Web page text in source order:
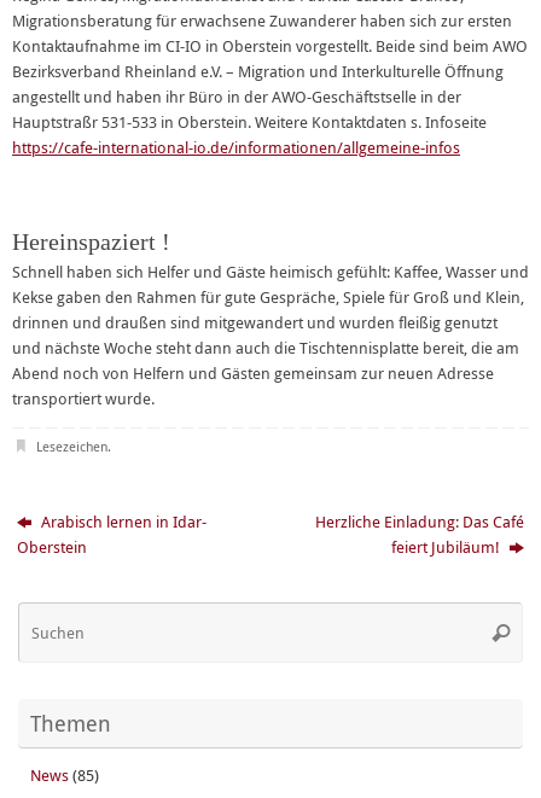
Migrationsberatung für erwachsene Zuwanderer haben sich zur ersten
Kontaktaufnahme im CI-IO in Oberstein vorgestellt. Beide sind beim AWO
Bezirksverband Rheinland e.V. – Migration und Interkulturelle Öffnung
angestellt und haben ihr Büro in der AWO-Geschäftstselle in der
Hauptstraßr 531-533 in Oberstein. Weitere Kontaktdaten s. Infoseite
https://cafe-international-io.de/informationen/allgemeine-infos
Hereinspaziert !
Schnell haben sich Helfer und Gäste heimisch gefühlt: Kaffee, Wasser und
Kekse gaben den Rahmen für gute Gespräche, Spiele für Groß und Klein,
drinnen und draußen sind mitgewandert und wurden fleißig genutzt
und nächste Woche steht dann auch die Tischtennisplatte bereit, die am
Abend noch von Helfern und Gästen gemeinsam zur neuen Adresse
transportiert wurde.
Lesezeichen.
Arabisch lernen in Idar-
Oberstein
Herzliche Einladung: Das Café
feiert Jubiläum!
Themen
News(85)